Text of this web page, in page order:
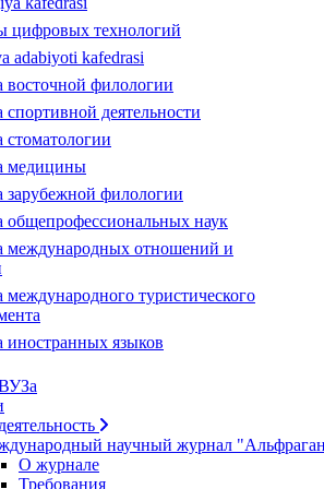
цифровых технологий
adabiyoti kafedrasi
восточной филологии
спортивной деятельности
стоматологии
медицины
зарубежной филологии
общепрофессиональных наук
международных отношений и
международного туристического
иностранных языков
научный журнал
О журнале
Требования